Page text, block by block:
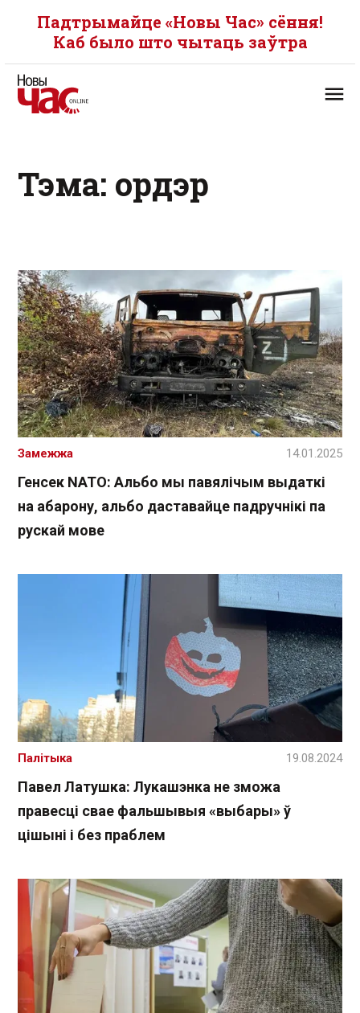
Падтрымайце «Новы Час» сёння!
Каб было што чытаць заўтра
Тэма: ордэр
Генсек NATO: Альбо мы павялічым выдаткі
на абарону, альбо даставайце падручнікі па
рускай мове
Замежжа 14.01.2025
Павел Латушка: Лукашэнка не зможа
правесці свае фальшывыя «выбары» ў
цішыні і без праблем
Палітыка 19.08.2024